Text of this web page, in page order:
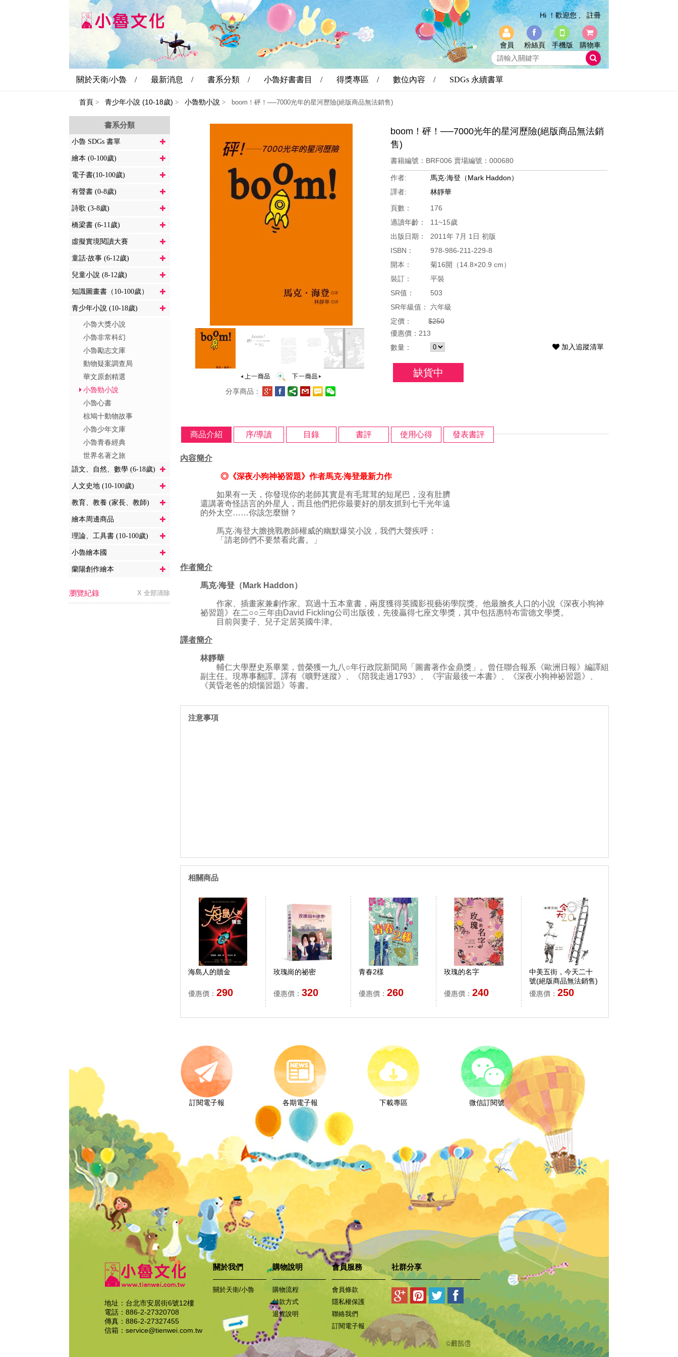
Hi ！歡迎您 , 註冊
會員 粉絲頁 手機版 購物車
關於天衛/小魯 / 最新消息 / 書系分類 / 小魯好書書目 / 得獎專區 / 數位內容 / SDGs 永續書單
首頁 > 青少年小說 (10-18歲) > 小魯勁小說 > boom！砰！──7000光年的星河歷險(絕版商品無法銷售)
書系分類
小魯 SDGs 書單
繪本 (0-100歲)
電子書(10-100歲)
有聲書 (0-8歲)
詩歌 (3-8歲)
橋梁書 (6-11歲)
虛擬實境閱讀大賽
童話‧故事 (6-12歲)
兒童小說 (8-12歲)
知識圖畫書（10-100歲）
青少年小說 (10-18歲)
小魯大獎小說
小魯非常科幻
小魯勵志文庫
動物疑案調查局
華文原創精選
小魯勁小說
小魯心書
椋鳩十動物故事
小魯少年文庫
小魯青春經典
世界名著之旅
語文、自然、數學 (6-18歲)
人文史地 (10-100歲)
教育、教養 (家長、教師)
繪本周邊商品
理論、工具書 (10-100歲)
小魯繪本國
蘭陽創作繪本
瀏覽紀錄 X 全部清除
分享商品：
boom！砰！──7000光年的星河歷險(絕版商品無法銷
售)
書籍編號：BRF006 賣場編號：000680
作者:
馬克‧海登（Mark Haddon）
譯者:
林靜華
頁數：
176
適讀年齡：
11~15歲
出版日期：
2011年 7月 1日 初版
ISBN：
978-986-211-229-8
開本：
菊16開（14.8×20.9 cm）
裝訂：
平裝
SR值：
503
SR年級值：
六年級
定價：
$250
優惠價： 213
數量：
加入追蹤清單
缺貨中
商品介紹 序/導讀 目錄 書評 使用心得 發表書評
內容簡介
◎《深夜小狗神祕習題》作者馬克‧海登最新力作
如果有一天，你發現你的老師其實是有毛茸茸的短尾巴，沒有肚臍
還講著奇怪語言的外星人，而且他們把你最要好的朋友抓到七千光年遠
的外太空……你該怎麼辦？
馬克‧海登大膽挑戰教師權威的幽默爆笑小說，我們大聲疾呼：
「請老師們不要禁看此書。」
作者簡介
馬克‧海登（Mark Haddon）
作家、插畫家兼劇作家。寫過十五本童書，兩度獲得英國影視藝術學院獎。他最膾炙人口的小說《深夜小狗神
祕習題》在二○○三年由David Fickling公司出版後，先後贏得七座文學獎，其中包括惠特布雷德文學獎。
目前與妻子、兒子定居英國牛津。
譯者簡介
林靜華
輔仁大學歷史系畢業，曾榮獲一九八○年行政院新聞局「圖書著作金鼎獎」。曾任聯合報系《歐洲日報》編譯組
副主任。現專事翻譯。譯有《曠野迷蹤》、《陪我走過1793》、《宇宙最後一本書》、《深夜小狗神祕習題》、
《黃昏老爸的煩惱習題》等書。
注意事項
相關商品
海島人的贖金
優惠價： 290
玫瑰崗的祕密
優惠價： 320
青春2樣
優惠價： 260
玫瑰的名字
優惠價： 240
中美五街，今天二十
號(絕版商品無法銷售)
優惠價： 250
訂閱電子報 各期電子報 下載專區 微信訂閱號
地址：台北市安居街6號12樓
電話：886-2-27320708
傳真：886-2-27327455
信箱： service@tienwei.com.tw
關於我們
關於天衛/小魯
購物說明
購物流程
付款方式
退貨說明
會員服務
會員條款
隱私權保護
聯絡我們
訂閱電子報
社群分享